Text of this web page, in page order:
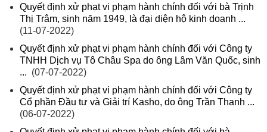
Quyết định xử phạt vi phạm hành chính đối với bà Trịnh
Thị Trâm, sinh năm 1949, là đại diện hộ kinh doanh ...
(11-07-2022)
Quyết định xử phạt vi phạm hành chính đối với Công ty
TNHH Dịch vụ Tô Châu Spa do ông Lâm Văn Quốc, sinh
... (07-07-2022)
Quyết định xử phạt vi phạm hành chính đối với Công ty
Cổ phần Đầu tư và Giải trí Kasho, do ông Trần Thanh ...
(06-07-2022)